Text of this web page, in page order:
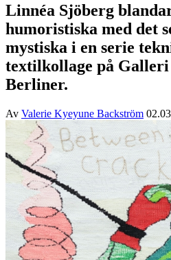
Linnéa Sjöberg
humoristiska med det
mystiska i en serie
textilkollage på Galleri
Berliner.
Av Valerie Kyeyune Backström